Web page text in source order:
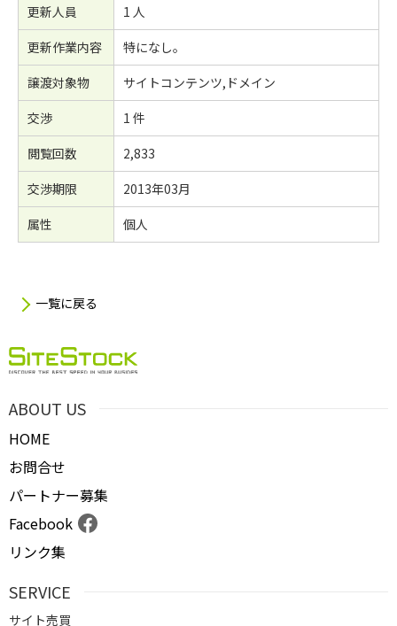
更新人員
1 人
更新作業内容
特になし。
譲渡対象物
サイトコンテンツ,ドメイン
交渉
1 件
閲覧回数
2,833
交渉期限
2013年03月
属性
個人
一覧に戻る
ABOUT US
HOME
お問合せ
パートナー募集
Facebook
リンク集
SERVICE
サイト売買